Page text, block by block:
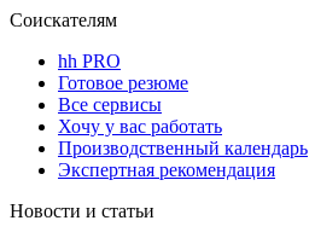
Соискателям
hh PRO
Готовое резюме
Все сервисы
Хочу у вас работать
Производственный календарь
Экспертная рекомендация
Новости и статьи